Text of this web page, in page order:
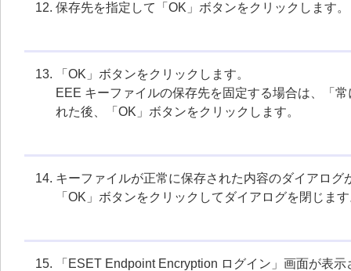
保存先を指定して「OK」ボタンをクリックします。
「OK」ボタンをクリックします。
EEE キーファイルの保存先を固定する場合は、「
れた後、「OK」ボタンをクリックします。
キーファイルが正常に保存された内容のダイアログ
「OK」ボタンをクリックしてダイアログを閉じま
「ESET Endpoint Encryption ログイン」画面が表